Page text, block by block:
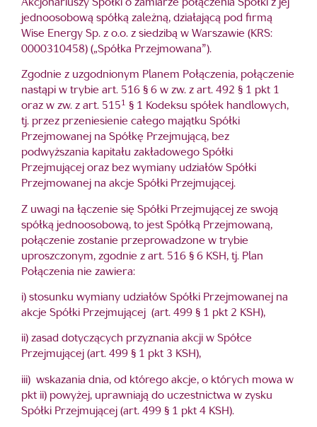
Akcjonariuszy Spółki o zamiarze połączenia Spółki z jej
jednoosobową spółką zależną, działającą pod firmą
Wise Energy Sp. z o.o. z siedzibą w Warszawie (KRS:
0000310458) („Spółka Przejmowana”).
Zgodnie z uzgodnionym Planem Połączenia, połączenie
nastąpi w trybie art. 516 § 6 w zw. z art. 492 § 1 pkt 1
oraz w zw. z art. 5151 § 1 Kodeksu spółek handlowych,
tj. przez przeniesienie całego majątku Spółki
Przejmowanej na Spółkę Przejmującą, bez
podwyższania kapitału zakładowego Spółki
Przejmującej oraz bez wymiany udziałów Spółki
Przejmowanej na akcje Spółki Przejmującej.
Z uwagi na łączenie się Spółki Przejmującej ze swoją
spółką jednoosobową, to jest Spółką Przejmowaną,
połączenie zostanie przeprowadzone w trybie
uproszczonym, zgodnie z art. 516 § 6 KSH, tj. Plan
Połączenia nie zawiera:
i) stosunku wymiany udziałów Spółki Przejmowanej na
akcje Spółki Przejmującej (art. 499 § 1 pkt 2 KSH),
ii) zasad dotyczących przyznania akcji w Spółce
Przejmującej (art. 499 § 1 pkt 3 KSH),
iii) wskazania dnia, od którego akcje, o których mowa w
pkt ii) powyżej, uprawniają do uczestnictwa w zysku
Spółki Przejmującej (art. 499 § 1 pkt 4 KSH).